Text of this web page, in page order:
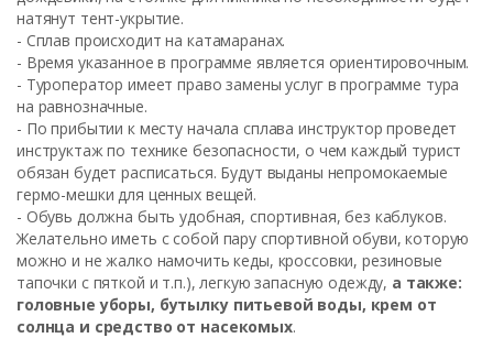
натянут тент-укрытие.
- Сплав происходит на катамаранах.
- Время указанное в программе является ориентировочным.
- Туроператор имеет право замены услуг в программе тура
на равнозначные.
- По прибытии к месту начала сплава инструктор проведет
инструктаж по технике безопасности, о чем каждый турист
обязан будет расписаться. Будут выданы непромокаемые
гермо-мешки для ценных вещей.
- Обувь должна быть удобная, спортивная, без каблуков.
Желательно иметь с собой пару спортивной обуви, которую
можно и не жалко намочить кеды, кроссовки, резиновые
тапочки с пяткой и т.п.), легкую запасную одежду, а также:
головные уборы, бутылку питьевой воды, крем от
солнца и средство от насекомых.